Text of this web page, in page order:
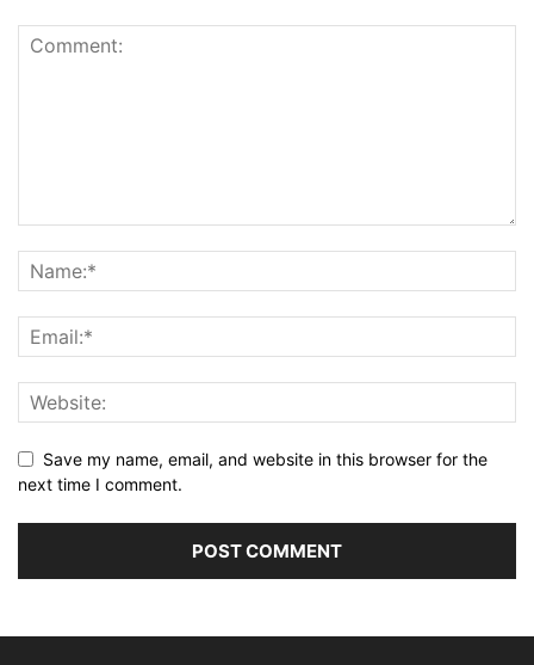
Save my name, email, and website in this browser for the
next time I comment.